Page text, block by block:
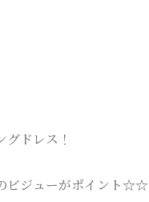
ドレス！
ビジューがポイント☆☆